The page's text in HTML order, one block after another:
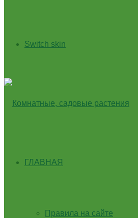
Switch skin
ГЛАВНАЯ
Правила на сайте